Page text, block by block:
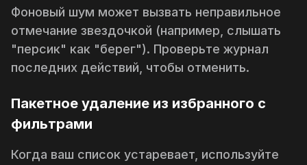
Фоновый шум может вызвать неправильное
отмечание звездочкой (например, слышать
"персик" как "берег"). Проверьте журнал
последних действий, чтобы отменить.
Пакетное удаление из избранного с
фильтрами
Когда ваш список устаревает, используйте